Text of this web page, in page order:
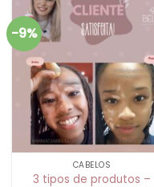
-9%
CABELOS
3 tipos de produtos –